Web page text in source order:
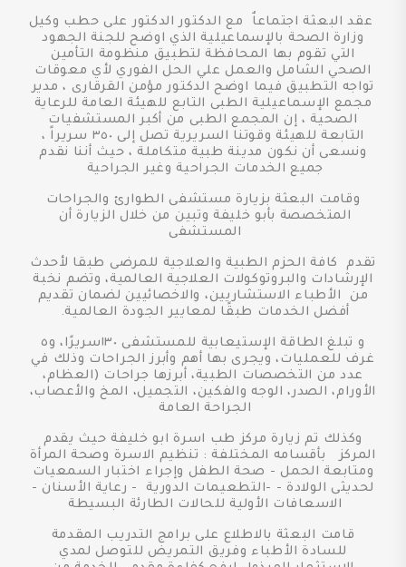
عقد البعثة اجتماعاٌ مع الدكتور الدكتور على حطب وكيل
وزارة الصحة بالإسماعيلية الذي اوضح للجنة الجهود
التي تقوم بها المحافظة لتطبيق منظومة التأمين
الصحي الشامل والعمل علي الحل الفوري لأي معوقات
تواجه التطبيق فيما اوضح الدكتور مؤمن القرقارى ، مدير
مجمع الإسماعيلية الطبى التابع للهيئة العامة للرعاية
الصحية ، إن المجمع الطبى من أكبر المستشفيات
التابعة للهيئة وقوتنا السريرية تصل إلى ٣٥٠ سريراً ،
ونسعى أن نكون مدينة طبية متكاملة ، حيث أننا نقدم
جميع الخدمات الجراحية وغير الجراحية
وقامت البعثة بزيارة مستشفى الطوارئ والجراحات
المتخصصة بأبو خليفة وتبين من خلال الزيارة أن
المستشفى
تقدم كافة الحزم الطبية والعلاجية للمرضى طبقا لأحدث
الإرشادات والبروتوكولات العلاجية العالمية، وتضم نخبة
من الأطباء الاستشاريين، والاخصائيين لضمان تقديم
أفضل الخدمات طبقًا لمعايير الجودة العالمية.
و تبلغ الطاقة الإستيعابية للمستشفى ١٣٠سريرًا، و٥
غرف للعمليات، ويجرى بها أهم وأبرز الجراحات وذلك في
عدد من التخصصات الطبية، أبرزها جراحات (العظام،
الأورام، الصدر، الوجه والفكين، التجميل، المخ والأعصاب،
الجراحة العامة
وكذلك تم زيارة مركز طب اسرة ابو خليفة حيث يقدم
المركز بأقسامه المختلفة : تنظيم الاسرة وصحة المرأة
ومتابعة الحمل - صحة الطفل وإجراء اختبار السمعيات
لحديثى الولادة - -التطعيمات الدورية - رعاية الأسنان -
الاسعافات الأولية للحالات الطارئة البسيطة
قامت البعثة بالاطلاع على برامج التدريب المقدمة
للسادة الأطباء وفريق التمريض للتوصل لمدي